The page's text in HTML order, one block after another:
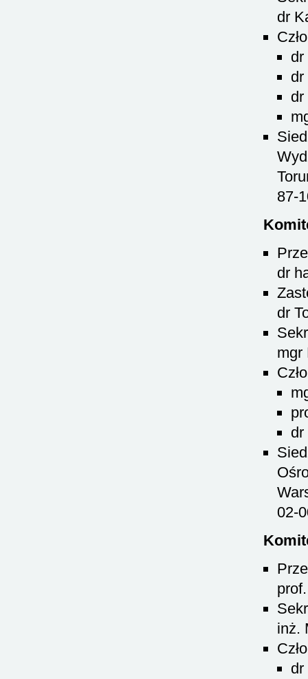
dr
dr
dr
dr
87-
dr
dr
mgr
dr
02-
inż.
dr